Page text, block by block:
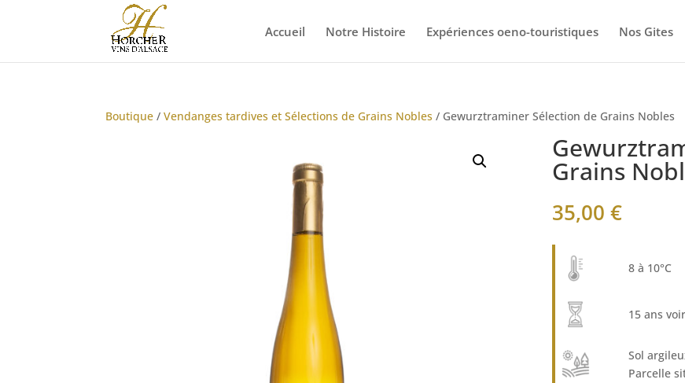
Accueil Notre Histoire Expériences oeno-touristiques Nos Gites
Boutique /Vendanges tardives et Sélections de Grains Nobles / Gewurztraminer Sélection de Grains Nobles
Grains
35,00 €
8 à 10°C
15 ans
Sol
Parcelle